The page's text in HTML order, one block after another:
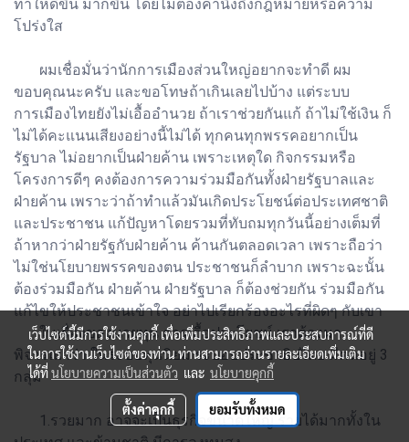
ทำให้ดีขึ้น มากขึ้น โดยไม่ต้องคำนึงถึงกฎหมายหรือความ
โปร่งใส
ผมเชื่อมั่นว่านักการเมืองส่วนใหญ่อยากจะทำดี ผม
ขอบคุณนะครับ และขอโทษถ้าเกินเลยไปบ้าง แต่ระบบ
การเมืองไทยยังไม่เอื้ออำนวย ถ้าเราช่วยกันแก้ ถ้าไม่ใช้เงิน ก็
ไม่ได้คะแนนเสียงอย่างนี้ไม่ได้ ทุกคนทุกพรรคอยากเป็น
รัฐบาล ไม่อยากเป็นฝ่ายค้าน เพราะเหตุใด กิจกรรมหรือ
โครงการดีๆ คงต้องการความร่วมมือกันทั้งฝ่ายรัฐบาลและ
ฝ่ายค้าน เพราะว่าถ้าทำแล้วมันเกิดประโยชน์ต่อประเทศชาติ
และประชาชน แก้ปัญหาโดยรวมที่ทับถมทุกวันนี้อย่างเต็มที่
ถ้าหากว่าฝ่ายรัฐกับฝ่ายค้าน ค้านกันตลอดเวลา เพราะถือว่า
ไม่ใช่นโยบายพรรคของตน ประชาชนก็ลำบาก เพราะฉะนั้น
ต้องร่วมมือกัน ฝ่ายค้าน ฝ่ายรัฐบาล ก็ต้องช่วยกัน ร่วมมือกัน
แก้ไขให้ประชาชนเข้าใจ อย่าไปเรียกร้องอะไรที่ผิดๆ กับเขา
ในเรื่องของนายทุน การเอื้อประโยชน์ เราต้องมา
พิจารณาว่า ในระบบทุนนิยม ระบอบประชาธิปไตย มีคนอยู่ 3
กลุ่ม
1.รวยมาก อาจจะเป็นธุรกิจขนาดใหญ่ รายได้มากทั้งใน
เว็บไซต์นี้มีการใช้งานคุกกี้ เพื่อเพิ่มประสิทธิภาพและประสบการณ์ที่ดี
ในการใช้งานเว็บไซต์ของท่าน ท่านสามารถอ่านรายละเอียดเพิ่มเติม
ได้ที่นโยบายความเป็นส่วนตัว และ นโยบายคุกกี้
ตั้งค่าคุกกี้ ยอมรับทั้งหมด